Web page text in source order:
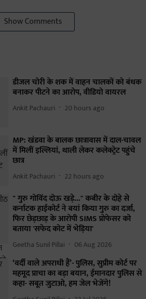
Show Comments
डीजल चोरी के शक में वाहन चालकों को बंधक
बनाकर पीटने का आरोप, वीडियो वायरल
Ankit Pachauri 20 hours ago
MP: खंडवा के बालक छात्रावास में दाल-चावल
में मिलीं इल्लियां, थाली लेकर कलेक्ट्रेट पहुंचे
छात्र
Ankit Pachauri 22 hours ago
" गुरु गोविंद दोऊ खड़े..." कबीर के दोहे से
कर्नाटक हाईकोर्ट ने बयां किया गुरु का दर्जा,
फिर छेड़छाड़ के आरोपी SIMS प्रोफेसर को
बताया 'सफेद कोट में भेड़िया'
Geetha Sunil Pillai 06 Aug 2026
‘वर्दी वाले अपराधी हैं’- पुलिस, सुप्रीम कोर्ट पर
महमूद प्राचा का बड़ा बयान, ईमानदार पुलिस से
कहा- सबूत जुटाओ, हम जेल भेजेंगे!